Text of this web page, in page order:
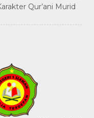
Qur’ani Murid